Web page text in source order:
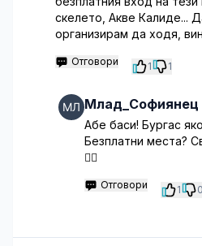
скелето, Акве Калиде...
организирам да ходя,
Отговори 1 1
Млад_Софиянец
Абе баси! Бургас
Безплатни места?
🤦‍♂️
Отговори 1 0